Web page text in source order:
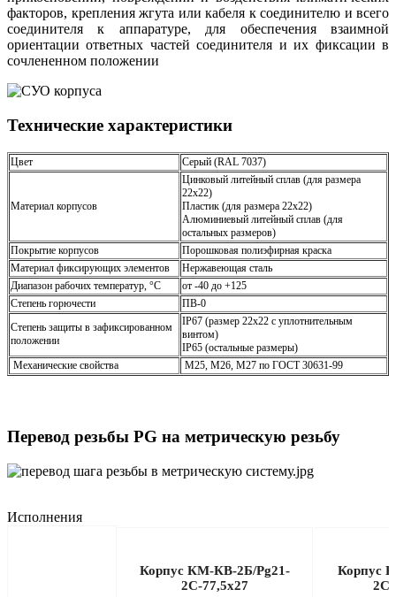
факторов, крепления жгута или кабеля к соединителю и всего
соединителя к аппаратуре, для обеспечения взаимной
ориентации ответных частей соединителя и их фиксации в
сочлененном положении
Технические характеристики
Цвет Серый (RAL 7037)
Материал корпусов
Цинковый литейный сплав (для размера
22х22)
Пластик (для размера 22х22)
Алюминиевый литейный сплав (для
остальных размеров)
Покрытие корпусов
Порошковая полиэфирная краска
Материал фиксирующих элементов
Нержавеющая сталь
Диапазон рабочих температур, °С
от -40 до +125
Степень горючести
ПВ-0
Степень защиты в зафиксированном
положении
IP67 (размер 22х22 с уплотнительным
винтом)
IP65 (остальные размеры)
Механические свойства
М25, М26, М27 по ГОСТ 30631-99
Перевод резьбы PG на метрическую резьбу
Исполнения
Корпус КМ-КВ-2Б/Pg21-
2С-77,5х27
Корпус
2С-